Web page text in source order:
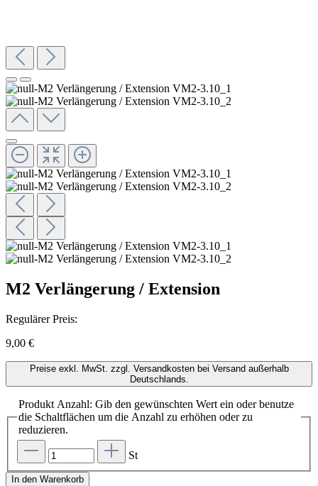
M2 Verlängerung / Extension
Regulärer Preis:
9,00 €
Preise exkl. MwSt. zzgl. Versandkosten bei Versand außerhalb
Deutschlands.
Produkt Anzahl: Gib den gewünschten Wert ein oder benutze
die Schaltflächen um die Anzahl zu erhöhen oder zu
reduzieren.
St
In den Warenkorb